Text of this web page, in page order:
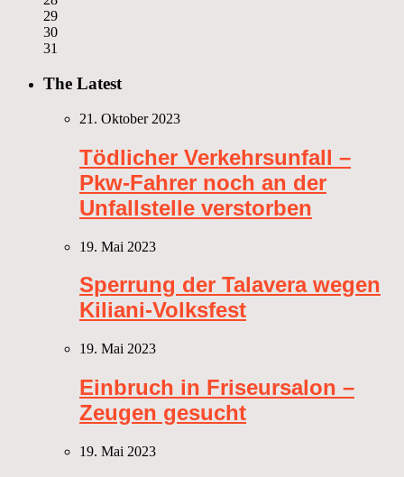
29
30
31
The Latest
21. Oktober 2023
Tödlicher Verkehrsunfall –
Pkw-Fahrer noch an der
Unfallstelle verstorben
19. Mai 2023
Sperrung der Talavera wegen
Kiliani-Volksfest
19. Mai 2023
Einbruch in Friseursalon –
Zeugen gesucht
19. Mai 2023